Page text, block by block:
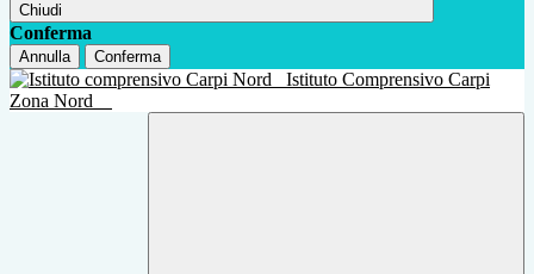
Chiudi
Conferma
Annulla Conferma
Istituto Comprensivo Carpi
Zona Nord